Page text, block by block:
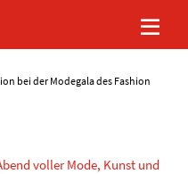
bei der Modegala des Fashion
voller Mode, Kunst und